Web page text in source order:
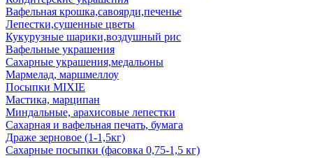
Вафельная крошка,савоярди,печенье
Лепестки,сушенные цветы
Кукурузные шарики,воздушный рис
Вафельные украшения
Сахарные украшения,медальоны
Мармелад, маршмеллоу
Посыпки MIXIE
Мастика, марципан
Миндальные, арахисовые лепестки
Сахарная и вафельная печать, бумага
Драже зерновое (1-1,5кг)
Сахарные посыпки (фасовка 0,75-1,5 кг)